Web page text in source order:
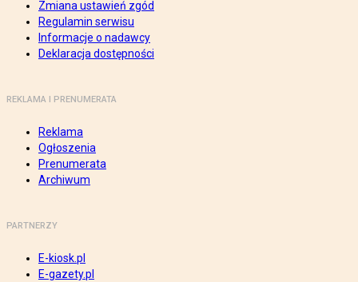
Zmiana ustawień zgód
Regulamin serwisu
Informacje o nadawcy
Deklaracja dostępności
REKLAMA I PRENUMERATA
Reklama
Ogłoszenia
Prenumerata
Archiwum
PARTNERZY
E-kiosk.pl
E-gazety.pl